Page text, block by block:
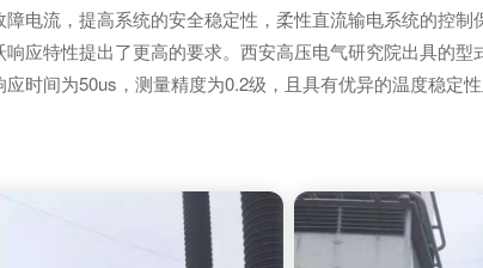
电流，提高系统的安全稳定性，柔性直流输电系统的控
应特性提出了更高的要求。西安高压电气研究院出具的
时间为50us，测量精度为0.2级，且具有优异的温度稳定